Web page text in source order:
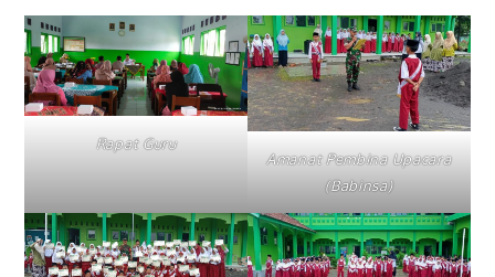
Rapat Guru
Amanat Pembina Upacara
(Babinsa)